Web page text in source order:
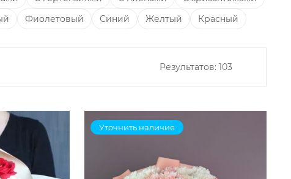
Фиолетовый Синий Желтый Красный
Результатов: 103
Уточнить наличие